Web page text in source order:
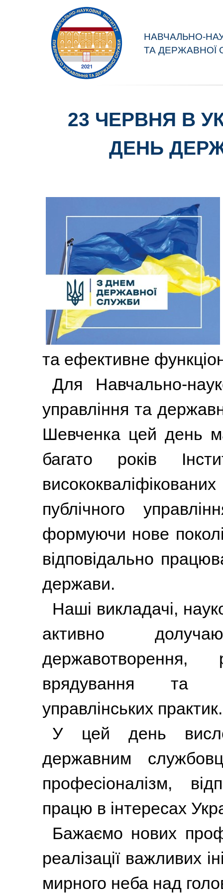
НАВЧАЛЬНО-
ТА ДЕРЖАВНОЇ
23 ЧЕРВНЯ В
ДЕНЬ
та ефективне
Для Навчально-
управління та
Шевченка цей день
багато років
публічного
формуючи нове
відповідально
держави.
Наші викладачі,
активно
державотворення,
врядування та
управлінських практик.
У цей день
державним
професіоналізм,
працю в інтересах
Бажаємо нових
реалізації важливих
мирного неба над